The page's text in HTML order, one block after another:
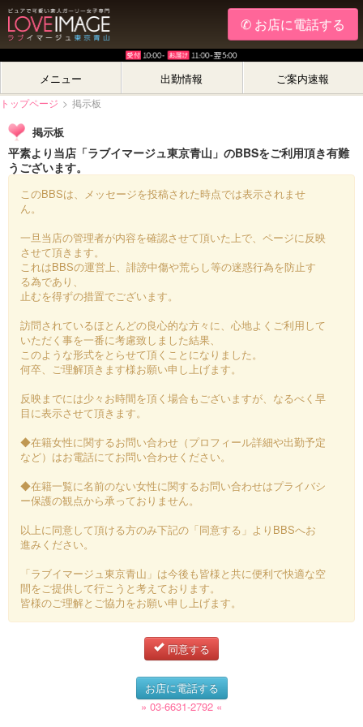
✆ お店に電話する
メニュー 出勤情報 ご案内速報
トップページ > 掲示板
掲示板
平素より当店「ラブイマージュ東京青山」のBBSをご利用頂き有難
うございます。
このBBSは、メッセージを投稿された時点では表示されませ
ん。
一旦当店の管理者が内容を確認させて頂いた上で、ページに反映
させて頂きます。
これはBBSの運営上、誹謗中傷や荒らし等の迷惑行為を防止す
る為であり、
止むを得ずの措置でございます。
訪問されているほとんどの良心的な方々に、心地よくご利用して
いただく事を一番に考慮致しました結果、
このような形式をとらせて頂くことになりました。
何卒、ご理解頂きます様お願い申し上げます。
反映までには少々お時間を頂く場合もございますが、なるべく早
目に表示させて頂きます。
◆在籍女性に関するお問い合わせ（プロフィール詳細や出勤予定
など）はお電話にてお問い合わせください。
◆在籍一覧に名前のない女性に関するお問い合わせはプライバシ
ー保護の観点から承っておりません。
以上に同意して頂ける方のみ下記の「同意する」よりBBSへお
進みください。
「ラブイマージュ東京青山」は今後も皆様と共に便利で快適な空
間をご提供して行こうと考えております。
皆様のご理解とご協力をお願い申し上げます。
同意する
お店に電話する
» 03-6631-2792 «